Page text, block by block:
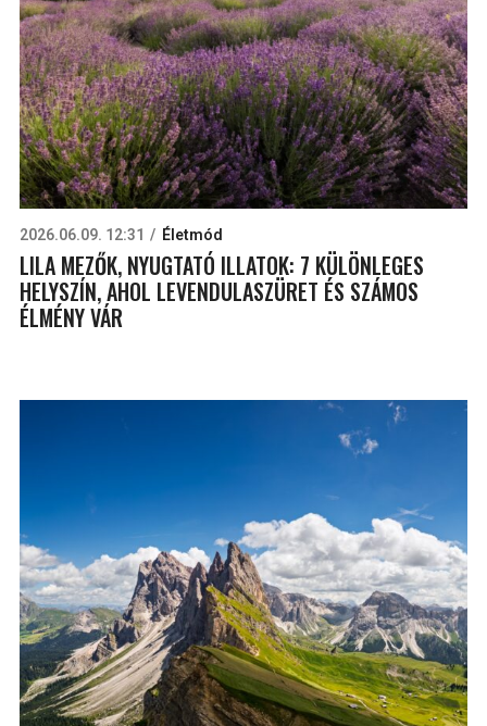
2026.06.09. 12:31 Életmód
LILA MEZŐK, NYUGTATÓ ILLATOK: 7 KÜLÖNLEGES
HELYSZÍN, AHOL LEVENDULASZÜRET ÉS SZÁMOS
ÉLMÉNY VÁR